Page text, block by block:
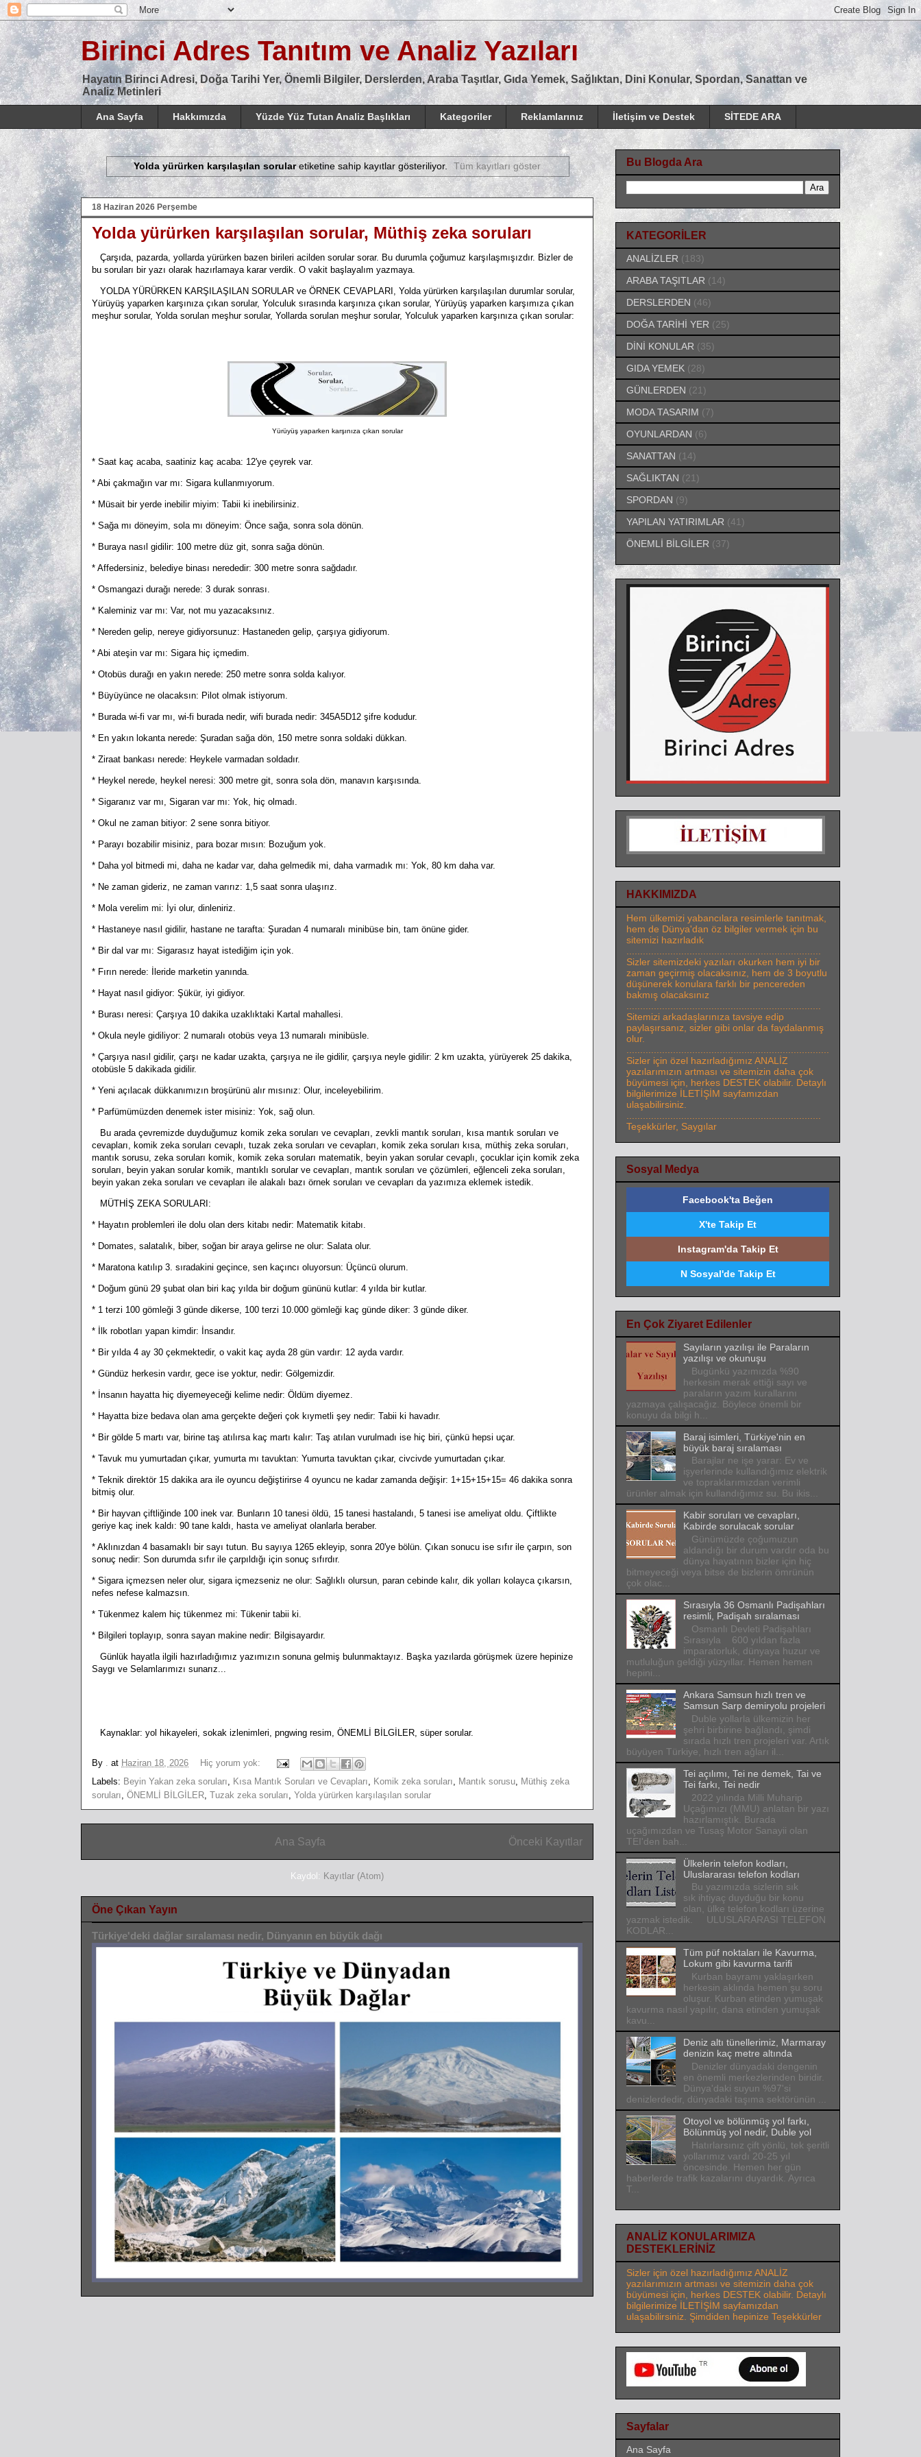
Birinci Adres Tanıtım ve Analiz Yazıları
Hayatın Birinci Adresi, Doğa Tarihi Yer, Önemli Bilgiler, Derslerden, Araba Taşıtlar, Gıda Yemek, Sağlıktan, Dini Konular, Spordan, Sanattan ve
Analiz Metinleri
Ana Sayfa Hakkımızda Yüzde Yüz Tutan Analiz Başlıkları Kategoriler Reklamlarınız İletişim ve Destek SİTEDE ARA
Yolda yürürken karşılaşılan sorularetiketine sahip kayıtlar gösteriliyor. Tüm kayıtları göster
18 Haziran 2026 Perşembe
Yolda yürürken karşılaşılan sorular, Müthiş zeka soruları
Çarşıda, pazarda, yollarda yürürken bazen birileri acilden sorular sorar. Bu durumla çoğumuz karşılaşmışızdır. Bizler de
bu soruları bir yazı olarak hazırlamaya karar verdik. O vakit başlayalım yazmaya.
YOLDA YÜRÜRKEN KARŞILAŞILAN SORULAR ve ÖRNEK CEVAPLARI, Yolda yürürken karşılaşılan durumlar sorular,
Yürüyüş yaparken karşınıza çıkan sorular, Yolculuk sırasında karşınıza çıkan sorular, Yürüyüş yaparken karşımıza çıkan
meşhur sorular, Yolda sorulan meşhur sorular, Yollarda sorulan meşhur sorular, Yolculuk yaparken karşınıza çıkan sorular:
Yürüyüş yaparken karşınıza çıkan sorular
* Saat kaç acaba, saatiniz kaç acaba: 12'ye çeyrek var.
* Abi çakmağın var mı: Sigara kullanmıyorum.
* Müsait bir yerde inebilir miyim: Tabii ki inebilirsiniz.
* Sağa mı döneyim, sola mı döneyim: Önce sağa, sonra sola dönün.
* Buraya nasıl gidilir: 100 metre düz git, sonra sağa dönün.
* Affedersiniz, belediye binası nerededir: 300 metre sonra sağdadır.
* Osmangazi durağı nerede: 3 durak sonrası.
* Kaleminiz var mı: Var, not mu yazacaksınız.
* Nereden gelip, nereye gidiyorsunuz: Hastaneden gelip, çarşıya gidiyorum.
* Abi ateşin var mı: Sigara hiç içmedim.
* Otobüs durağı en yakın nerede: 250 metre sonra solda kalıyor.
* Büyüyünce ne olacaksın: Pilot olmak istiyorum.
* Burada wi-fi var mı, wi-fi burada nedir, wifi burada nedir: 345A5D12 şifre kodudur.
* En yakın lokanta nerede: Şuradan sağa dön, 150 metre sonra soldaki dükkan.
* Ziraat bankası nerede: Heykele varmadan soldadır.
* Heykel nerede, heykel neresi: 300 metre git, sonra sola dön, manavın karşısında.
* Sigaranız var mı, Sigaran var mı: Yok, hiç olmadı.
* Okul ne zaman bitiyor: 2 sene sonra bitiyor.
* Parayı bozabilir misiniz, para bozar mısın: Bozuğum yok.
* Daha yol bitmedi mi, daha ne kadar var, daha gelmedik mi, daha varmadık mı: Yok, 80 km daha var.
* Ne zaman gideriz, ne zaman varırız: 1,5 saat sonra ulaşırız.
* Mola verelim mi: İyi olur, dinleniriz.
* Hastaneye nasıl gidilir, hastane ne tarafta: Şuradan 4 numaralı minibüse bin, tam önüne gider.
* Bir dal var mı: Sigarasız hayat istediğim için yok.
* Fırın nerede: İleride marketin yanında.
* Hayat nasıl gidiyor: Şükür, iyi gidiyor.
* Burası neresi: Çarşıya 10 dakika uzaklıktaki Kartal mahallesi.
* Okula neyle gidiliyor: 2 numaralı otobüs veya 13 numaralı minibüsle.
* Çarşıya nasıl gidilir, çarşı ne kadar uzakta, çarşıya ne ile gidilir, çarşıya neyle gidilir: 2 km uzakta, yürüyerek 25 dakika,
otobüsle 5 dakikada gidilir.
* Yeni açılacak dükkanımızın broşürünü alır mısınız: Olur, inceleyebilirim.
* Parfümümüzden denemek ister misiniz: Yok, sağ olun.
Bu arada çevremizde duyduğumuz komik zeka soruları ve cevapları, zevkli mantık soruları, kısa mantık soruları ve
cevapları, komik zeka soruları cevaplı, tuzak zeka soruları ve cevapları, komik zeka soruları kısa, müthiş zeka soruları,
mantık sorusu, zeka soruları komik, komik zeka soruları matematik, beyin yakan sorular cevaplı, çocuklar için komik zeka
soruları, beyin yakan sorular komik, mantıklı sorular ve cevapları, mantık soruları ve çözümleri, eğlenceli zeka soruları,
beyin yakan zeka soruları ve cevapları ile alakalı bazı örnek soruları ve cevapları da yazımıza eklemek istedik.
MÜTHİŞ ZEKA SORULARI:
* Hayatın problemleri ile dolu olan ders kitabı nedir: Matematik kitabı.
* Domates, salatalık, biber, soğan bir araya gelirse ne olur: Salata olur.
* Maratona katılıp 3. sıradakini geçince, sen kaçıncı oluyorsun: Üçüncü olurum.
* Doğum günü 29 şubat olan biri kaç yılda bir doğum gününü kutlar: 4 yılda bir kutlar.
* 1 terzi 100 gömleği 3 günde dikerse, 100 terzi 10.000 gömleği kaç günde diker: 3 günde diker.
* İlk robotları yapan kimdir: İnsandır.
* Bir yılda 4 ay 30 çekmektedir, o vakit kaç ayda 28 gün vardır: 12 ayda vardır.
* Gündüz herkesin vardır, gece ise yoktur, nedir: Gölgemizdir.
* İnsanın hayatta hiç diyemeyeceği kelime nedir: Öldüm diyemez.
* Hayatta bize bedava olan ama gerçekte değeri çok kıymetli şey nedir: Tabii ki havadır.
* Bir gölde 5 martı var, birine taş atılırsa kaç martı kalır: Taş atılan vurulmadı ise hiç biri, çünkü hepsi uçar.
* Tavuk mu yumurtadan çıkar, yumurta mı tavuktan: Yumurta tavuktan çıkar, civcivde yumurtadan çıkar.
* Teknik direktör 15 dakika ara ile oyuncu değiştirirse 4 oyuncu ne kadar zamanda değişir: 1+15+15+15= 46 dakika sonra
bitmiş olur.
* Bir hayvan çiftliğinde 100 inek var. Bunların 10 tanesi öldü, 15 tanesi hastalandı, 5 tanesi ise ameliyat oldu. Çiftlikte
geriye kaç inek kaldı: 90 tane kaldı, hasta ve ameliyat olanlarla beraber.
* Aklınızdan 4 basamaklı bir sayı tutun. Bu sayıya 1265 ekleyip, sonra 20'ye bölün. Çıkan sonucu ise sıfır ile çarpın, son
sonuç nedir: Son durumda sıfır ile çarpıldığı için sonuç sıfırdır.
* Sigara içmezsen neler olur, sigara içmezseniz ne olur: Sağlıklı olursun, paran cebinde kalır, dik yolları kolayca çıkarsın,
nefes nefese kalmazsın.
* Tükenmez kalem hiç tükenmez mi: Tükenir tabii ki.
* Bilgileri toplayıp, sonra sayan makine nedir: Bilgisayardır.
Günlük hayatla ilgili hazırladığımız yazımızın sonuna gelmiş bulunmaktayız. Başka yazılarda görüşmek üzere hepinize
Saygı ve Selamlarımızı sunarız...
Kaynaklar: yol hikayeleri, sokak izlenimleri, pngwing resim, ÖNEMLİ BİLGİLER, süper sorular.
By . at Haziran 18, 2026
Hiç yorum yok:
Labels: Beyin Yakan zeka soruları Kısa Mantık Soruları ve Cevapları Komik zeka soruları Mantık sorusu
Müthiş zeka
soruları ÖNEMLİ BİLGİLER Tuzak zeka soruları Yolda yürürken karşılaşılan sorular
Önceki Kayıtlar
Ana Sayfa
Kaydol: Kayıtlar (Atom)
Öne Çıkan Yayın
Türkiye'deki dağlar sıralaması nedir, Dünyanın en büyük dağı
Bu Blogda Ara
KATEGORİLER
ANALİZLER (183)
ARABA TAŞITLAR (14)
DERSLERDEN (46)
DOĞA TARİHİ YER (25)
DİNİ KONULAR (35)
GIDA YEMEK (28)
GÜNLERDEN (21)
MODA TASARIM (7)
OYUNLARDAN (6)
SANATTAN (14)
SAĞLIKTAN (21)
SPORDAN (9)
YAPILAN YATIRIMLAR (41)
ÖNEMLİ BİLGİLER (37)
HAKKIMIZDA
Hem ülkemizi yabancılara resimlerle tanıtmak,
hem de Dünya'dan öz bilgiler vermek için bu
sitemizi hazırladık
Sizler sitemizdeki yazıları okurken hem iyi bir
zaman geçirmiş olacaksınız, hem de 3 boyutlu
düşünerek konulara farklı bir pencereden
bakmış olacaksınız
Sitemizi arkadaşlarınıza tavsiye edip
paylaşırsanız, sizler gibi onlar da faydalanmış
olur.
Sizler için özel hazırladığımız ANALİZ
yazılarımızın artması ve sitemizin daha çok
büyümesi için, herkes DESTEK olabilir. Detaylı
bilgilerimize İLETİŞİM sayfamızdan
ulaşabilirsiniz.
Teşekkürler, Saygılar
Sosyal Medya
Facebook'ta Beğen
X'te Takip Et
Instagram'da Takip Et
N Sosyal'de Takip Et
En Çok Ziyaret Edilenler
Sayıların yazılışı ile Paraların
yazılışı ve okunuşu
Bugünkü yazımızda %90
herkesin merak ettiği sayı ve
paraların yazım kurallarını
yazmaya çalışacağız. Böylece önemli bir
konuyu da bilgi h...
Baraj isimleri, Türkiye'nin en
büyük baraj sıralaması
Barajlar ne işe yarar: Ev ve
işyerlerinde kullandığımız elektrik
ve topraklarımızdan verimli
ürünler almak için kullandığımız su. Bu ikis...
Kabir soruları ve cevapları,
Kabirde sorulacak sorular
Günümüzde çoğumuzun
aldandığı bir durum vardır oda bu
dünya hayatının bizler için hiç
bitmeyeceği veya bitse de bizlerin ömrünün
çok olac...
Sırasıyla 36 Osmanlı Padişahları
resimli, Padişah sıralaması
Osmanlı Devleti Padişahları
Sırasıyla 600 yıldan fazla
imparatorluk, dünyaya huzur ve
mutluluğun geldiği yüzyıllar. Hemen hemen
hepini...
Ankara Samsun hızlı tren ve
Samsun Sarp demiryolu projeleri
Duble yollarla ülkemizin her
şehri birbirine bağlandı, şimdi
sırada hızlı tren projeleri var. Artık
büyüyen Türkiye, hızlı tren ağları il...
Tei açılımı, Tei ne demek, Tai ve
Tei farkı, Tei nedir
2022 yılında Milli Muharip
Uçağımızı (MMU) anlatan bir yazı
hazırlamıştık. Burada
uçağımızdan ve Tusaş Motor Sanayii olan
TEI'den bah...
Ülkelerin telefon kodları,
Uluslararası telefon kodları
Bu yazımızda sizlerin sık
sık ihtiyaç duyduğu bir konu
olan, ülke telefon kodları üzerine
yazmak istedik. ULUSLARARASI TELEFON
KODLAR...
Tüm püf noktaları ile Kavurma,
Lokum gibi kavurma tarifi
Kurban bayramı yaklaşırken
herkesin aklında hemen şu soru
oluşur. Kurban etinden yumuşak
kavurma nasıl yapılır, dana etinden yumuşak
kavu...
Deniz altı tünellerimiz, Marmaray
denizin kaç metre altında
Denizler dünyadaki dengenin
en önemli merkezlerinden biridir.
Dünya'daki suyun %97'si
denizlerdedir, dünyadaki taşıma sektörünün ...
Otoyol ve bölünmüş yol farkı,
Bölünmüş yol nedir, Duble yol
Hatırlarsınız çift yönlü, tek şeritli
yollarımız vardı 20-25 yıl
öncesinde. Hemen her gün
haberlerde trafik kazalarını duyardık. Ayrıca
T...
ANALİZ KONULARIMIZA
DESTEKLERİNİZ
Sizler için özel hazırladığımız ANALİZ
yazılarımızın artması ve sitemizin daha çok
büyümesi için, herkes DESTEK olabilir. Detaylı
bilgilerimize İLETİŞİM sayfamızdan
ulaşabilirsiniz. Şimdiden hepinize Teşekkürler
Sayfalar
Ana Sayfa